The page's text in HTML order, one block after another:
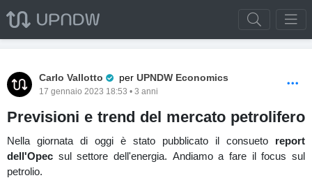
Carlo Vallotto Pro Trader
per UPNDW Economics
17 gennaio 2023 18:53 • 3 anni
Previsioni e trend del mercato petrolifero
Nella giornata di oggi è stato pubblicato il consueto report
dell'Opec sul settore dell'energia. Andiamo a fare il focus sul
petrolio.